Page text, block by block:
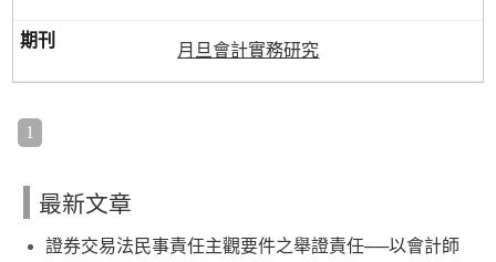
月旦會計實務研究
1
最新文章
證券交易法民事責任主觀要件之舉證責任──以會計師